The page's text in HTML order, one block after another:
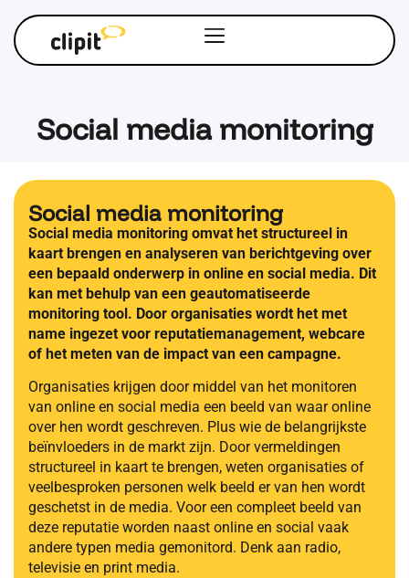
Social media monitoring
Social media monitoring
Social media monitoring omvat het structureel in
kaart brengen en analyseren van berichtgeving over
een bepaald onderwerp in online en social media. Dit
kan met behulp van een geautomatiseerde
monitoring tool. Door organisaties wordt het met
name ingezet voor reputatiemanagement, webcare
of het meten van de impact van een campagne.
Organisaties krijgen door middel van het monitoren
van online en social media een beeld van waar online
over hen wordt geschreven. Plus wie de belangrijkste
beïnvloeders in de markt zijn. Door vermeldingen
structureel in kaart te brengen, weten organisaties of
veelbesproken personen welk beeld er van hen wordt
geschetst in de media. Voor een compleet beeld van
deze reputatie worden naast online en social vaak
andere typen media gemonitord. Denk aan radio,
televisie en print media.